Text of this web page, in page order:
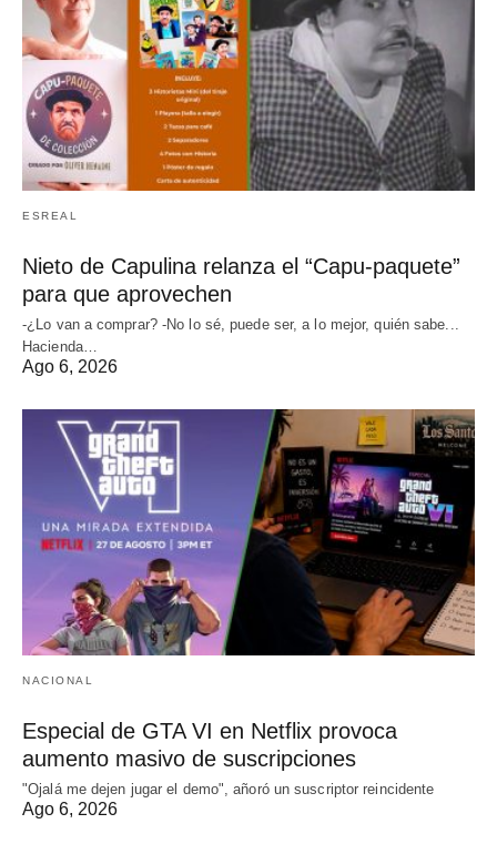
ESREAL
Nieto de Capulina relanza el “Capu-paquete”
para que aprovechen
-¿Lo van a comprar? -No lo sé, puede ser, a lo mejor, quién sabe...
Hacienda…
Ago 6, 2026
NACIONAL
Especial de GTA VI en Netflix provoca
aumento masivo de suscripciones
"Ojalá me dejen jugar el demo", añoró un suscriptor reincidente
Ago 6, 2026